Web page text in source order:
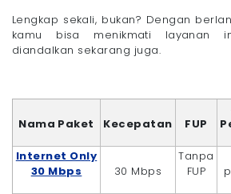
Lengkap sekali, bukan? Dengan
kamu bisa menikmati layanan
diandalkan sekarang juga.
Nama Paket Kecepatan FUP
Internet Only
30 Mbps
30 Mbps
Tanpa
FUP